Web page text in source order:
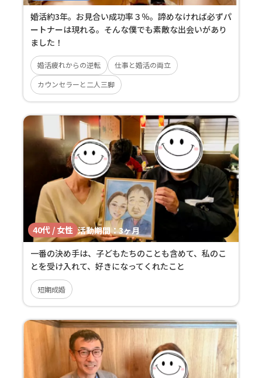
婚活約3年。お見合い成功率３％。諦めなければ必ずパ
ートナーは現れる。そんな僕でも素敵な出会いがあり
ました！
婚活疲れからの逆転
仕事と婚活の両立
カウンセラーと二人三脚
40代 / 女性 活動期間：3ヶ月
一番の決め手は、子どもたちのことも含めて、私のこ
とを受け入れて、好きになってくれたこと
短期成婚